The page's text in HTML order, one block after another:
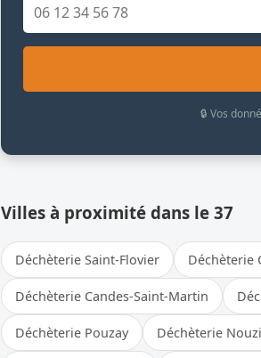
🔒 Vos
Villes à proximité dans le 37
Déchèterie Saint-Flovier Déchèterie
Déchèterie Candes-Saint-Martin
Déchèterie Pouzay Déchèterie